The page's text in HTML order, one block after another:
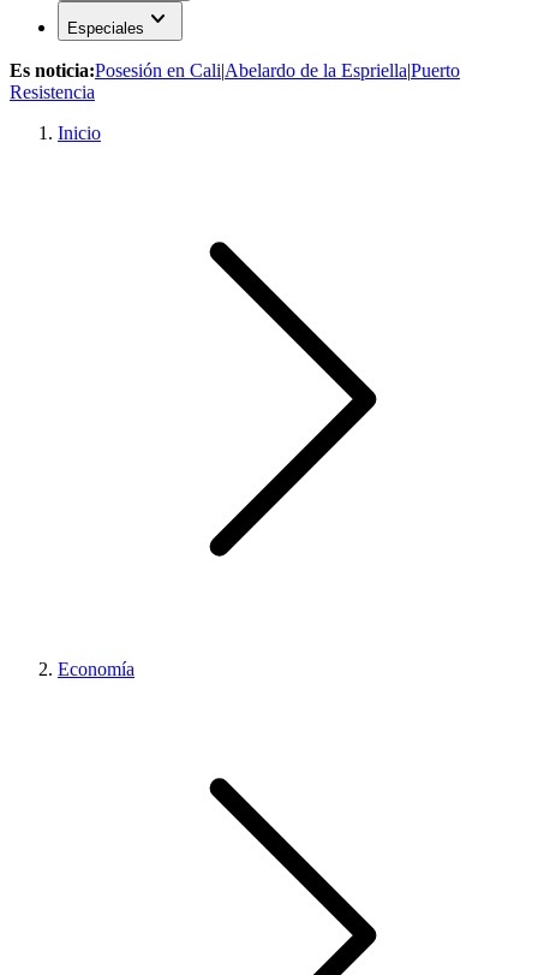
Especiales expand_more
Es noticia:Posesión en Cali|Abelardo de la Espriella|Puerto
Resistencia
Inicio
Economía